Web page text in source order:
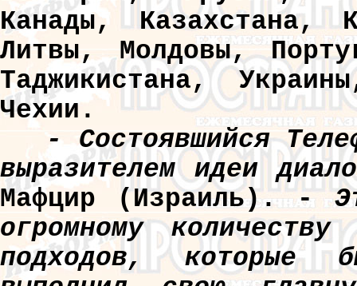
Канады, Казахстана,
Литвы, Молдовы,
Таджикистана,
Чехии.
- Состоявшийся
выразителем идеи
Мафцир (Израиль).-
огромному
подходов, которые